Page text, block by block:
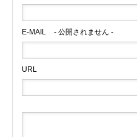
E-MAIL - 公開されません -
URL